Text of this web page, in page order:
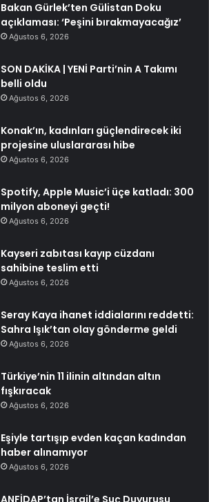
Bakan Gürlek’ten Gülistan Doku
açıklaması: ‘Peşini bırakmayacağız’
Ağustos 6, 2026
SON DAKİKA | YENİ Parti’nin A Takımı
belli oldu
Ağustos 6, 2026
Konak’ın, kadınları güçlendirecek iki
projesine uluslararası hibe
Ağustos 6, 2026
Spotify, Apple Music’i üçe katladı: 300
milyon aboneyi geçti!
Ağustos 6, 2026
Kayseri zabıtası kayıp cüzdanı
sahibine teslim etti
Ağustos 6, 2026
Seray Kaya ihanet iddialarını reddetti:
Sahra Işık’tan olay gönderme geldi
Ağustos 6, 2026
Türkiye’nin 11 ilinin altından altın
fışkıracak
Ağustos 6, 2026
Eşiyle tartışıp evden kaçan kadından
haber alınamıyor
Ağustos 6, 2026
ANFİDAP’tan İsrail’e Suç Duyurusu